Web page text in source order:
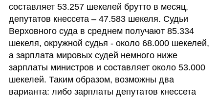
составляет 53.257 шекелей брутто в месяц,
депутатов кнессета – 47.583 шекеля. Судьи
Верховного суда в среднем получают 85.334
шекеля, окружной судья - около 68.000 шекелей,
а зарплата мировых судей немного ниже
зарплаты министров и составляет около 53.000
шекелей. Таким образом, возможны два
варианта: либо зарплаты депутатов кнессета